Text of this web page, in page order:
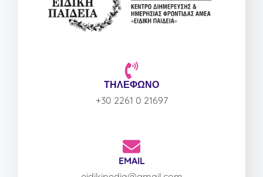
ΤΗΛΕΦΩΝΟ
+30 2261 0 21697
EMAIL